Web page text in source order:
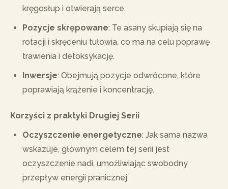
kręgosłup i otwierają serce.
Pozycje skrępowane: Te asany skupiają się na
rotacji i skręceniu tułowia, co ma na celu poprawę
trawienia i detoksykację.
Inwersje: Obejmują pozycje odwrócone, które
poprawiają krążenie i koncentrację.
Korzyści z praktyki Drugiej Serii
Oczyszczenie energetyczne: Jak sama nazwa
wskazuje, głównym celem tej serii jest
oczyszczenie nadi, umożliwiając swobodny
przepływ energii pranicznej.